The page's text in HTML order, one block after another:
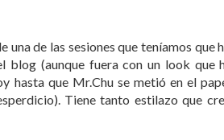
una de las sesiones que teníamos que
(aunque fuera con un look que
hasta que Mr.Chu se metió en el
Tiene tanto estilazo que